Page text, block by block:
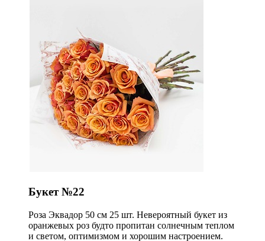
Букет №22
Роза Эквадор 50 см 25 шт. Невероятный букет из
оранжевых роз будто пропитан солнечным теплом
и светом, оптимизмом и хорошим настроением.